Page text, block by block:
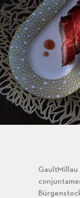
GaultMillau